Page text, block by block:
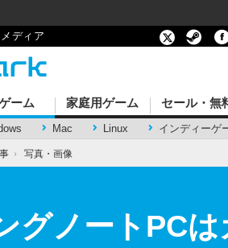
ディア
ーム
Mac Linux インディーゲ
家庭用ゲーム セール・無
› 写真・画像
グノートPC